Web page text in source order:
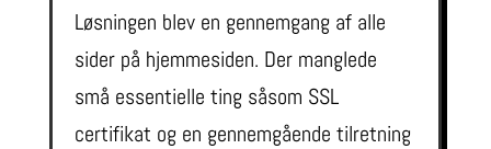
Løsningen blev en gennemgang af alle
sider på hjemmesiden. Der manglede
små essentielle ting såsom SSL
certifikat og en gennemgående tilretning